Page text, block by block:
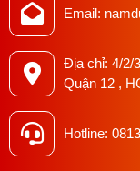
Email:
Địa chỉ: 4/2/
Quận 12 ,
Hotline: